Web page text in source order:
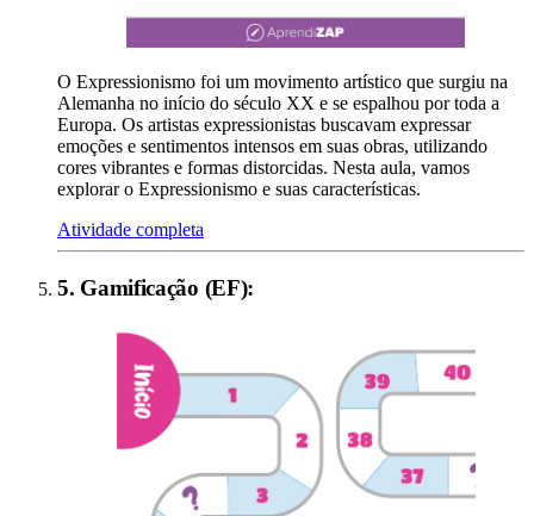
O Expressionismo foi um movimento artístico que surgiu na
Alemanha no início do século XX e se espalhou por toda a
Europa. Os artistas expressionistas buscavam expressar
emoções e sentimentos intensos em suas obras, utilizando
cores vibrantes e formas distorcidas. Nesta aula, vamos
explorar o Expressionismo e suas características.
Atividade completa
5. Gamificação (EF):